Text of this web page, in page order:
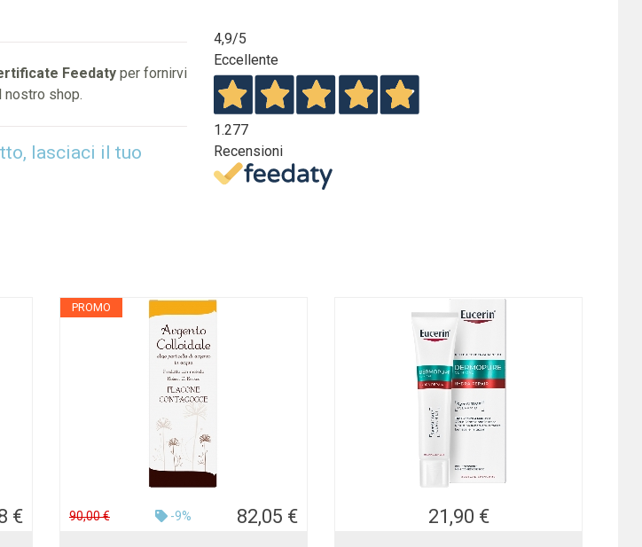
Feedatyper fornirvi
nostro shop.
lasciaci il tuo
4,9/5
Eccellente
1.277
Recensioni
€
PROMO
90,00 € -9% 82,05 € 21,90 €